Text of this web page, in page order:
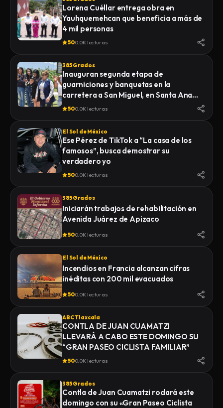
Lorena Cuéllar entrega obra en
Yauhquemehcan que beneficia a más de
4 mil personas
500.0K lecturas
385 Grados
Inauguran segunda etapa de
guarniciones y banquetas en la
carretera a San Miguel, en Santa Ana
Nopalucan
500.0K lecturas
El Sol de México
Ese Pérez de TikTok a “La casa de los
famosos”, busca demostrar su
verdadero yo
500.0K lecturas
385 Grados
Iniciarán trabajos de rehabilitación en
Avenida Juárez de Apizaco
500.0K lecturas
El Sol de México
Incendios en Francia alcanzan cifras
inéditas con 200 mil evacuados
500.0K lecturas
ABC Tlaxcala
CONTLA DE JUAN CUAMATZI
LLEVARÁ A CABO ESTE DOMINGO SU
“GRAN PASEO CICLISTA FAMILIAR”
500.0K lecturas
385 Grados
Contla de Juan Cuamatzi rodará este
domingo con su «Gran Paseo Ciclista